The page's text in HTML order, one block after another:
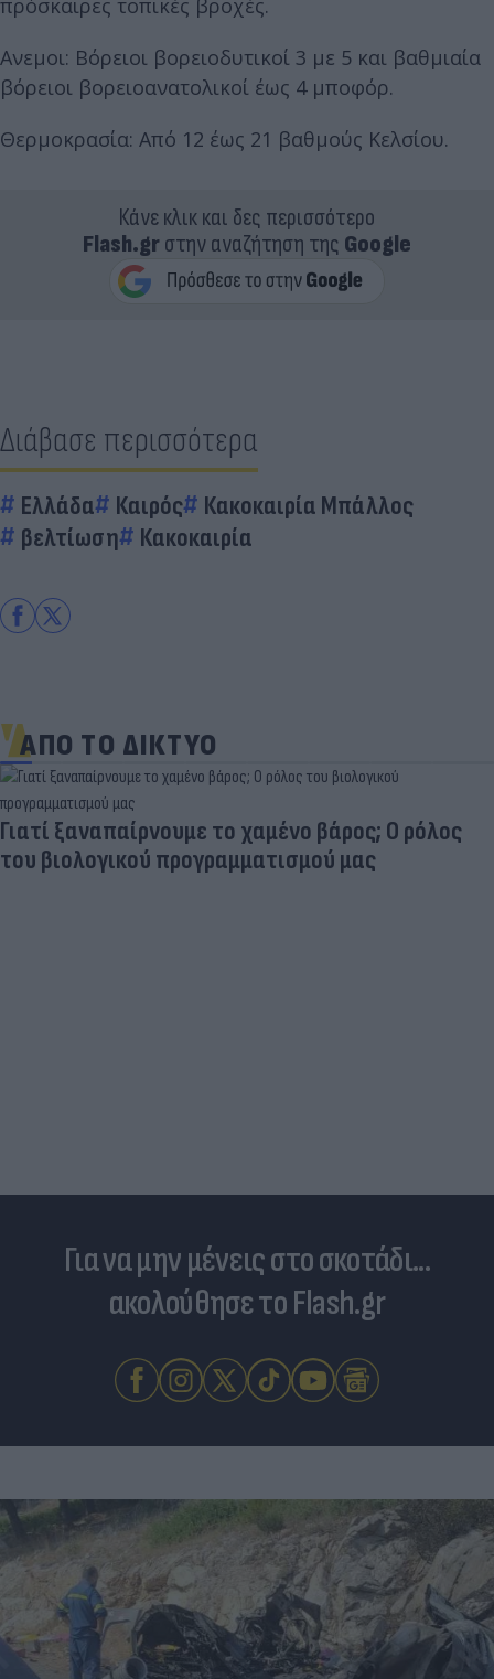
πρόσκαιρες τοπικές βροχές.
Ανεμοι: Βόρειοι βορειοδυτικοί 3 με 5 και βαθμιαία
βόρειοι βορειοανατολικοί έως 4 μποφόρ.
Θερμοκρασία: Από 12 έως 21 βαθμούς Κελσίου.
Κάνε κλικ και δες περισσότερο
Flash.grστην αναζήτηση της Google
Διάβασε περισσότερα
Ελλάδα Καιρός
Κακοκαιρία Μπάλλος
βελτίωση
Κακοκαιρία
ΑΠΟ ΤΟ ΔΙΚΤΥΟ
Γιατί ξαναπαίρνουμε το χαμένο βάρος; Ο ρόλος
του βιολογικού προγραμματισμού μας
Για να μην μένεις στο σκοτάδι...
ακολούθησε το Flash.gr